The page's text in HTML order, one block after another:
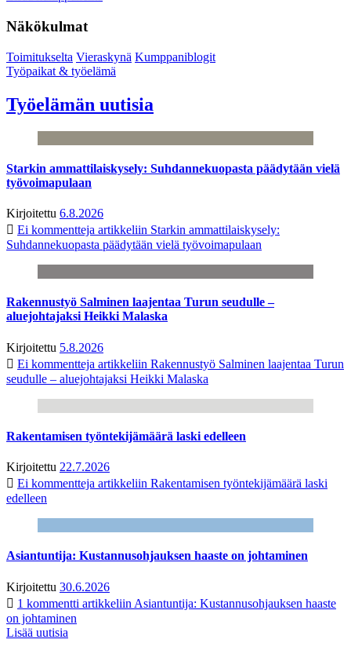
Näkökulmat
Toimitukselta Vieraskynä Kumppaniblogit
Työpaikat & työelämä
Työelämän uutisia
Starkin ammattilaiskysely: Suhdannekuopasta päädytään vielä
työvoimapulaan
Kirjoitettu 6.8.2026
Ei kommentteja artikkeliin Starkin ammattilaiskysely:
Suhdannekuopasta päädytään vielä työvoimapulaan
Rakennustyö Salminen laajentaa Turun seudulle –
aluejohtajaksi Heikki Malaska
Kirjoitettu 5.8.2026
Ei kommentteja artikkeliin Rakennustyö Salminen laajentaa Turun
seudulle – aluejohtajaksi Heikki Malaska
Rakentamisen työntekijämäärä laski edelleen
Kirjoitettu 22.7.2026
Ei kommentteja artikkeliin Rakentamisen työntekijämäärä laski
edelleen
Asiantuntija: Kustannusohjauksen haaste on johtaminen
Kirjoitettu 30.6.2026
1 kommentti artikkeliin Asiantuntija: Kustannusohjauksen haaste
on johtaminen
Lisää uutisia